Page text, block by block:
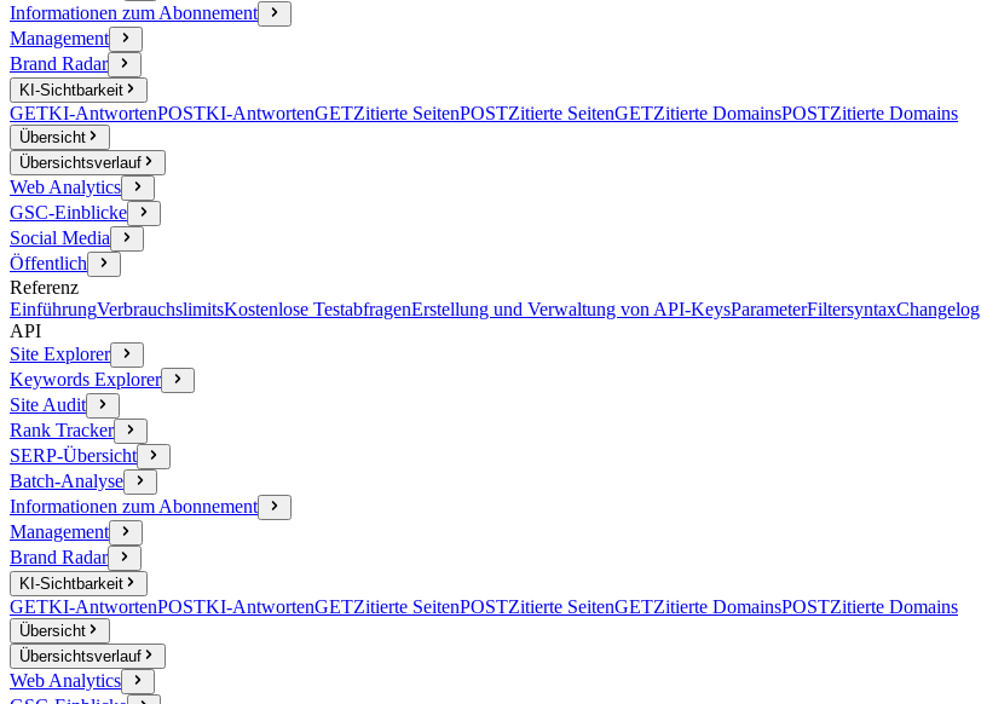
Informationen zum Abonnement
Management
Brand Radar
KI-Sichtbarkeit
GETKI-AntwortenPOSTKI-AntwortenGETZitierte SeitenPOSTZitierte SeitenGETZitierte DomainsPOSTZitierte Domains
Übersicht
Übersichtsverlauf
Web Analytics
GSC-Einblicke
Social Media
Öffentlich
Referenz
EinführungVerbrauchslimitsKostenlose TestabfragenErstellung und Verwaltung von API-KeysParameterFiltersyntaxChangelog
API
Site Explorer
Keywords Explorer
Site Audit
Rank Tracker
SERP-Übersicht
Batch-Analyse
Informationen zum Abonnement
Management
Brand Radar
KI-Sichtbarkeit
GETKI-AntwortenPOSTKI-AntwortenGETZitierte SeitenPOSTZitierte SeitenGETZitierte DomainsPOSTZitierte Domains
Übersicht
Übersichtsverlauf
Web Analytics